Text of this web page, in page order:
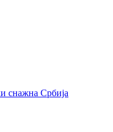
снажна Србија